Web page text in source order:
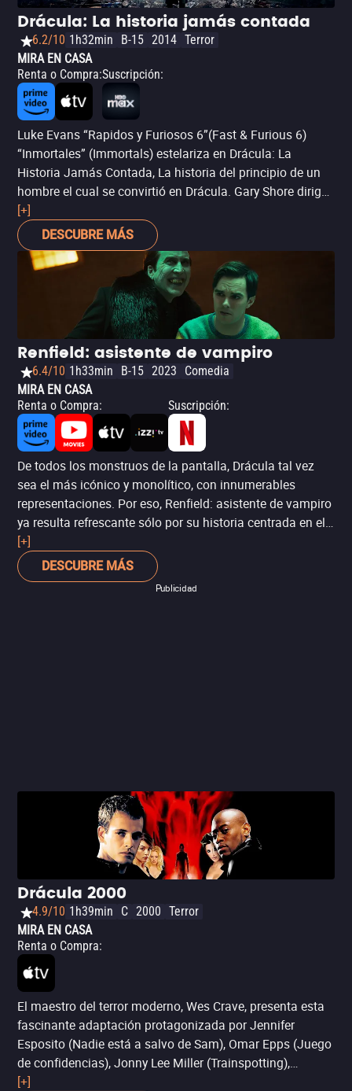
Drácula: La historia jamás contada
6.2/10 1h32min B-15 2014 Terror
MIRA EN CASA
Renta o Compra:Suscripción:
Luke Evans “Rapidos y Furiosos 6”(Fast & Furious 6)
“Inmortales” (Immortals) estelariza en Drácula: La
Historia Jamás Contada, La historia del principio de un
hombre el cual se convirtió en Drácula. Gary Shore dirige
y Michael De Luca produce la épica aventura que
coprotagonizan Dominic Cooper, Sarah Gadon y Charles
Dance.
[+]
DESCUBRE MÁS
Renfield: asistente de vampiro
6.4/10 1h33min B-15 2023
Comedia
MIRA EN CASA
Renta o Compra: Suscripción:
De todos los monstruos de la pantalla, Drácula tal vez
sea el más icónico y monolítico, con innumerables
representaciones. Por eso, Renfield: asistente de vampiro
ya resulta refrescante sólo por su historia centrada en el
servidor de su nombre (Nicholas Hoult), que durante
décadas fue sometido por el vampiro, y que en el siglo 21
decide finalmente liberarse de su relación abusiva. La
[+]
DESCUBRE MÁS
Publicidad
Drácula 2000
4.9/10 1h39min C 2000 Terror
MIRA EN CASA
Renta o Compra:
El maestro del terror moderno, Wes Crave, presenta esta
fascinante adaptación protagonizada por Jennifer
Esposito (Nadie está a salvo de Sam), Omar Epps (Juego
de confidencias), Jonny Lee Miller (Trainspotting),
Vitamin C (Así es el amor) y Jeri Ryan (Star Trek: Voyager)
[+]